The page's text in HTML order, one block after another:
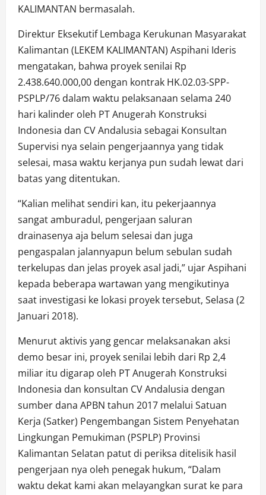
KALIMANTAN bermasalah.
Direktur Eksekutif Lembaga Kerukunan Masyarakat
Kalimantan (LEKEM KALIMANTAN) Aspihani Ideris
mengatakan, bahwa proyek senilai Rp
2.438.640.000,00 dengan kontrak HK.02.03-SPP-
PSPLP/76 dalam waktu pelaksanaan selama 240
hari kalinder oleh PT Anugerah Konstruksi
Indonesia dan CV Andalusia sebagai Konsultan
Supervisi nya selain pengerjaannya yang tidak
selesai, masa waktu kerjanya pun sudah lewat dari
batas yang ditentukan.
“Kalian melihat sendiri kan, itu pekerjaannya
sangat amburadul, pengerjaan saluran
drainasenya aja belum selesai dan juga
pengaspalan jalannyapun belum sebulan sudah
terkelupas dan jelas proyek asal jadi,” ujar Aspihani
kepada beberapa wartawan yang mengikutinya
saat investigasi ke lokasi proyek tersebut, Selasa (2
Januari 2018).
Menurut aktivis yang gencar melaksanakan aksi
demo besar ini, proyek senilai lebih dari Rp 2,4
miliar itu digarap oleh PT Anugerah Konstruksi
Indonesia dan konsultan CV Andalusia dengan
sumber dana APBN tahun 2017 melalui Satuan
Kerja (Satker) Pengembangan Sistem Penyehatan
Lingkungan Pemukiman (PSPLP) Provinsi
Kalimantan Selatan patut di periksa ditelisik hasil
pengerjaan nya oleh penegak hukum, “Dalam
waktu dekat kami akan melayangkan surat ke para